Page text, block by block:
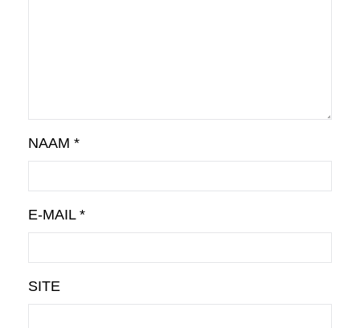
NAAM *
E-MAIL *
SITE